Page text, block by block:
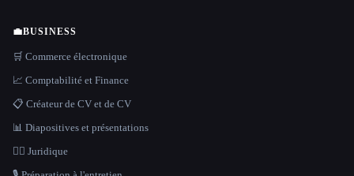
💼BUSINESS
🛒 Commerce électronique
📈 Comptabilité et Finance
📋 Créateur de CV et de CV
📊 Diapositives et présentations
👩‍⚖️ Juridique